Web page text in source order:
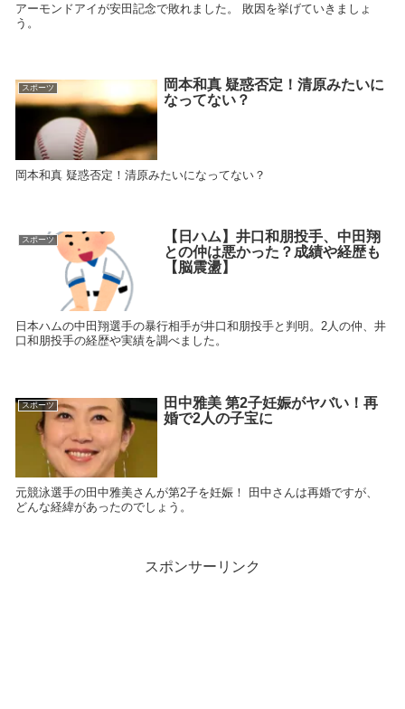
アーモンドアイが安田記念で敗れました。 敗因を挙げていきましょ
う。
スポーツ
岡本和真 疑惑否定！清原みたいに
なってない？
岡本和真 疑惑否定！清原みたいになってない？
スポーツ
【日ハム】井口和朋投手、中田翔
との仲は悪かった？成績や経歴も
【脳震盪】
日本ハムの中田翔選手の暴行相手が井口和朋投手と判明。2人の仲、井
口和朋投手の経歴や実績を調べました。
スポーツ
田中雅美 第2子妊娠がヤバい！再
婚で2人の子宝に
元競泳選手の田中雅美さんが第2子を妊娠！ 田中さんは再婚ですが、
どんな経緯があったのでしょう。
スポンサーリンク